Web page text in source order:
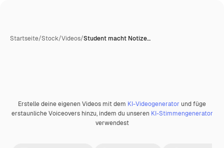
Startseite/Stock/Videos/Student macht Notize…
Erstelle deine eigenen Videos mit dem KI-Videogenerator und füge
erstaunliche Voiceovers hinzu, indem du unseren KI-Stimmengenerator
verwendest